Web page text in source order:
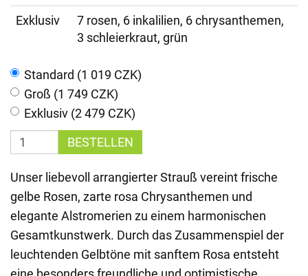
Exklusiv
7 rosen, 6 inkalilien, 6 chrysanthemen,
3 schleierkraut, grün
Standard (1 019 CZK)
Groß (1 749 CZK)
Exklusiv (2 479 CZK)
BESTELLEN
Unser liebevoll arrangierter Strauß vereint frische
gelbe Rosen, zarte rosa Chrysanthemen und
elegante Alstromerien zu einem harmonischen
Gesamtkunstwerk. Durch das Zusammenspiel der
leuchtenden Gelbtöne mit sanftem Rosa entsteht